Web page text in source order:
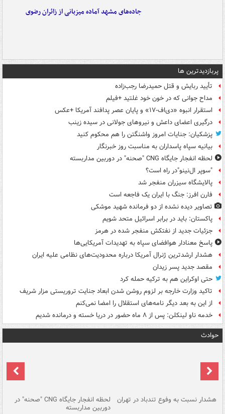
جاده‌های مشهد آماده میزبانی از زائران رضوی
پربازدیدترین ها
تأیید ربایش و قتل حمیدرضا رجب‌زاده
مداح جوانی که در خون خود غلتید +فیلم
استقرار انبوه «دی‌اف‑۱۷» و پایان عصر پدافند آمریکا +عکس
درگیری اعضای داعش و نیروهای جولانی در سیده زینب
پزشکیان: جنایات امروز واشنگتن را هم محکوم کنید
بیانیه سپاه پاسداران به مناسبت روز خبرنگار
لحظه انفجار جایگاه CNG "صحنه" در دوربین مداربسته
"سوپر ال‌نینو"در راه است؟
پالایشگاه سیزران منفجر شد
فارن افرز: جنگ با ایران یک فاجعه است
تصاویر دیده‌ نشده از دو فرمانده شهید موشکی
پاکستان: باید در برابر اسرائیل متحد شویم
جزئیات جدید از نفتکش منفجر شده در هرمز
پاسخ معنادار هوافضای سپاه به تهدیدات آمریکایی‌ها
هشدار ارشدترین ژنرال آمریکا درباره محدودیت‌های نظامی علیه ایران
مقصد جدید پسر زیدان
حتی اوکراین هم به ترکیه حمله کرد
تاکید وزارت خارجه بر لزوم روشن شدن ابعاد جنایت تروریستی مزار شریف
از این به بعد دیگر نامه‌های استقلال را امضا نمی‌کنم
خدمه ناو لینکلن: پس از ۸ ماه حضور در دریا خسته و درمانده‌ شدیم
حوادث
هشدار نسبت به وفوع تندباد در تهران لحظه انفجار جایگاه CNG "صحنه" در
دوربین مداربسته